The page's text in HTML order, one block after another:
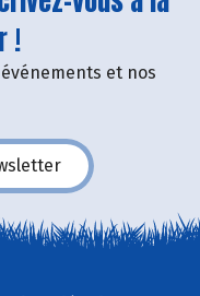
!
et nos